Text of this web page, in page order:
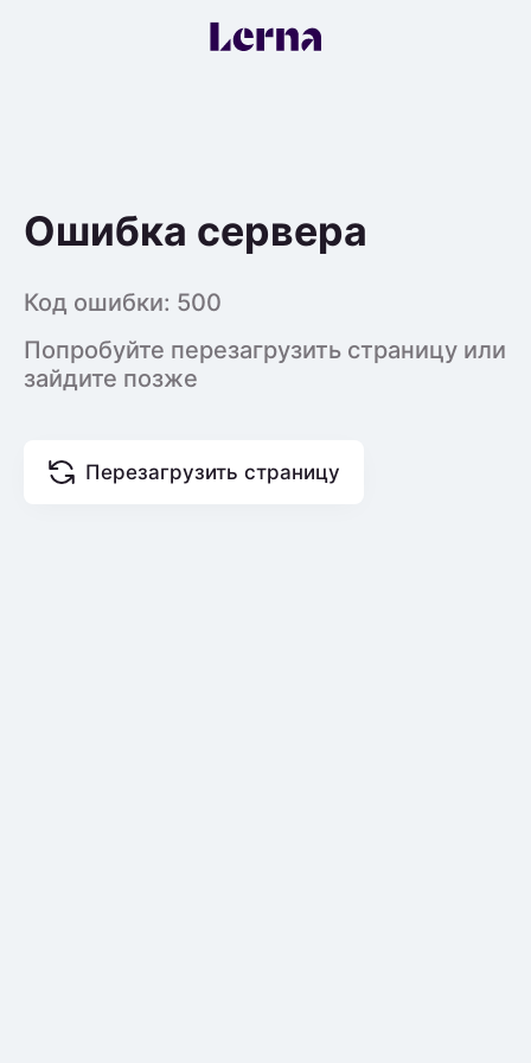
Ошибка сервера
Код ошибки: 500
Попробуйте перезагрузить страницу или
зайдите позже
Перезагрузить страницу